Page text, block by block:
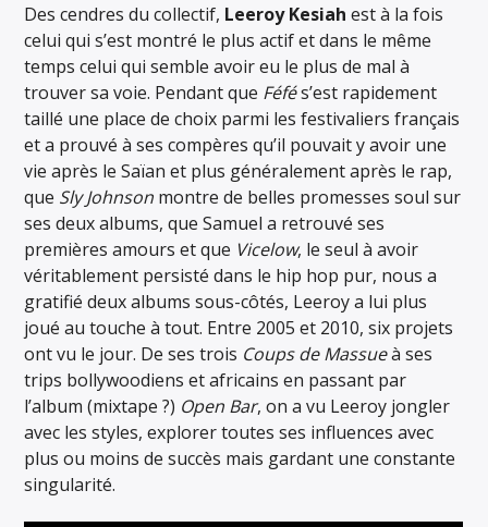
Des cendres du collectif, Leeroy Kesiah est à la fois
celui qui s’est montré le plus actif et dans le même
temps celui qui semble avoir eu le plus de mal à
trouver sa voie. Pendant que Féfés’est rapidement
taillé une place de choix parmi les festivaliers français
et a prouvé à ses compères qu’il pouvait y avoir une
vie après le Saïan et plus généralement après le rap,
que Sly Johnson montre de belles promesses soul sur
ses deux albums, que Samuel a retrouvé ses
premières amours et que Vicelow, le seul à avoir
véritablement persisté dans le hip hop pur, nous a
gratifié deux albums sous-côtés, Leeroy a lui plus
joué au touche à tout. Entre 2005 et 2010, six projets
ont vu le jour. De ses trois Coups de Massueà ses
trips bollywoodiens et africains en passant par
l’album (mixtape ?) Open Bar, on a vu Leeroy jongler
avec les styles, explorer toutes ses influences avec
plus ou moins de succès mais gardant une constante
singularité.